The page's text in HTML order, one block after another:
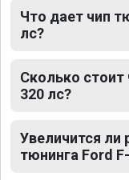
Что дает чип
лс?
Сколько стоит
320 лс?
Увеличится ли
тюнинга Ford